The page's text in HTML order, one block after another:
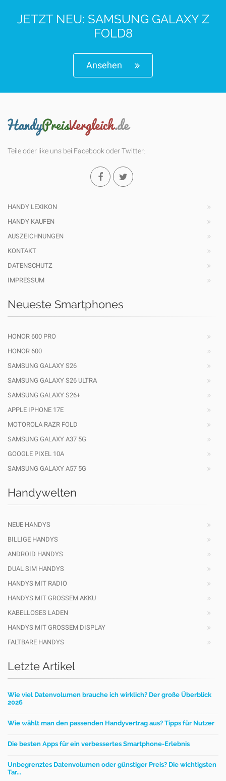
JETZT NEU: SAMSUNG GALAXY Z
FOLD8
Ansehen
Teile oder like uns bei Facebook oder Twitter:
HANDY LEXIKON
HANDY KAUFEN
AUSZEICHNUNGEN
KONTAKT
DATENSCHUTZ
IMPRESSUM
Neueste Smartphones
HONOR 600 PRO
HONOR 600
SAMSUNG GALAXY S26
SAMSUNG GALAXY S26 ULTRA
SAMSUNG GALAXY S26+
APPLE IPHONE 17E
MOTOROLA RAZR FOLD
SAMSUNG GALAXY A37 5G
GOOGLE PIXEL 10A
SAMSUNG GALAXY A57 5G
Handywelten
NEUE HANDYS
BILLIGE HANDYS
ANDROID HANDYS
DUAL SIM HANDYS
HANDYS MIT RADIO
HANDYS MIT GROSSEM AKKU
KABELLOSES LADEN
HANDYS MIT GROSSEM DISPLAY
FALTBARE HANDYS
Letzte Artikel
Wie viel Datenvolumen brauche ich wirklich? Der große Überblick
2026
Wie wählt man den passenden Handyvertrag aus? Tipps für Nutzer
Die besten Apps für ein verbessertes Smartphone-Erlebnis
Unbegrenztes Datenvolumen oder günstiger Preis? Die wichtigsten
Tar...